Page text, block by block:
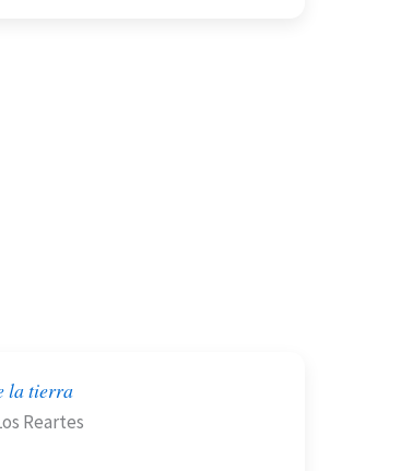
la tierra
Reartes